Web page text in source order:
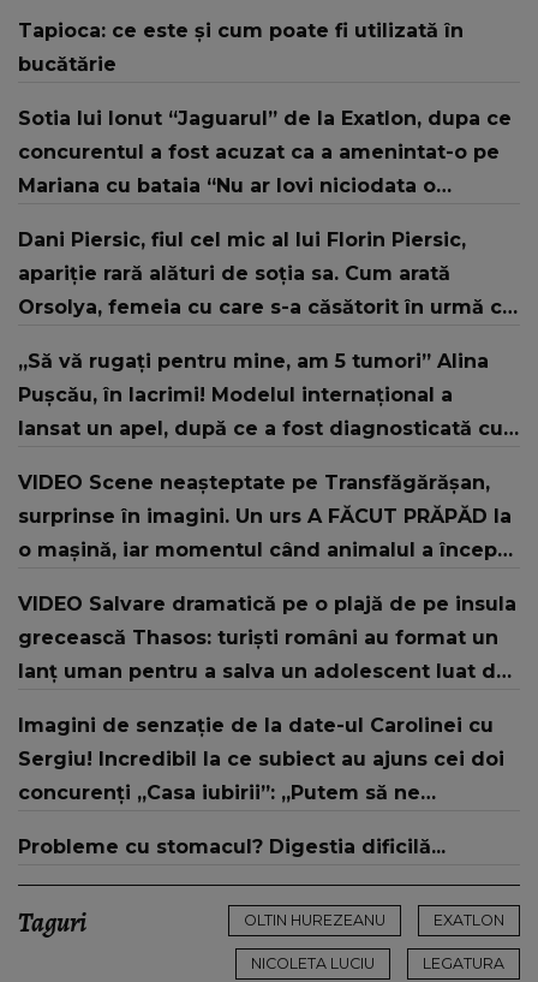
Tapioca: ce este și cum poate fi utilizată în
bucătărie
Sotia lui Ionut “Jaguarul” de la Exatlon, dupa ce
concurentul a fost acuzat ca a amenintat-o pe
Mariana cu bataia “Nu ar lovi niciodata o
Dani Piersic, fiul cel mic al lui Florin Piersic,
apariție rară alături de soția sa. Cum arată
Orsolya, femeia cu care s-a căsătorit în urmă cu
„Să vă rugați pentru mine, am 5 tumori” Alina
Pușcău, în lacrimi! Modelul internațional a
lansat un apel, după ce a fost diagnosticată cu
VIDEO Scene neașteptate pe Transfăgărășan,
surprinse în imagini. Un urs A FĂCUT PRĂPĂD la
o mașină, iar momentul când animalul a început
REACȚIE. Ce a urmat și ce s-a întâmplat cu
proprietarii autoturismului
VIDEO Salvare dramatică pe o plajă de pe insula
grecească Thasos: turiști români au format un
lanț uman pentru a salva un adolescent luat de
Imagini de senzație de la date-ul Carolinei cu
Sergiu! Incredibil la ce subiect au ajuns cei doi
concurenți „Casa iubirii”: „Putem să ne
Probleme cu stomacul? Digestia dificilă...
Taguri OLTIN HUREZEANU EXATLON
NICOLETA LUCIU LEGATURA